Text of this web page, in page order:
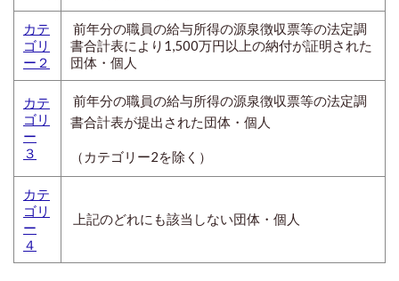
カテ
ゴリ
ー２
前年分の職員の給与所得の源泉徴収票等の法定調
書合計表により1,500万円以上の納付が証明された
団体・個人
カテ
ゴリ
ー
３
前年分の職員の給与所得の源泉徴収票等の法定調
書合計表が提出された団体・個人
（カテゴリー2を除く）
カテ
ゴリ
ー
４
上記のどれにも該当しない団体・個人